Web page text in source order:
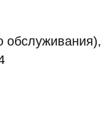
обслуживания),